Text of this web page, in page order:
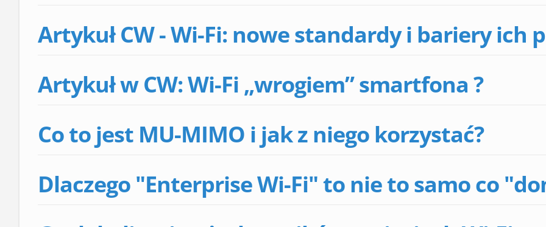
Artykuł CW - Wi-Fi: nowe standardy i bariery ich
Artykuł w CW: Wi-Fi „wrogiem” smartfona ?
Co to jest MU-MIMO i jak z niego korzystać?
Dlaczego "Enterprise Wi-Fi" to nie to samo co